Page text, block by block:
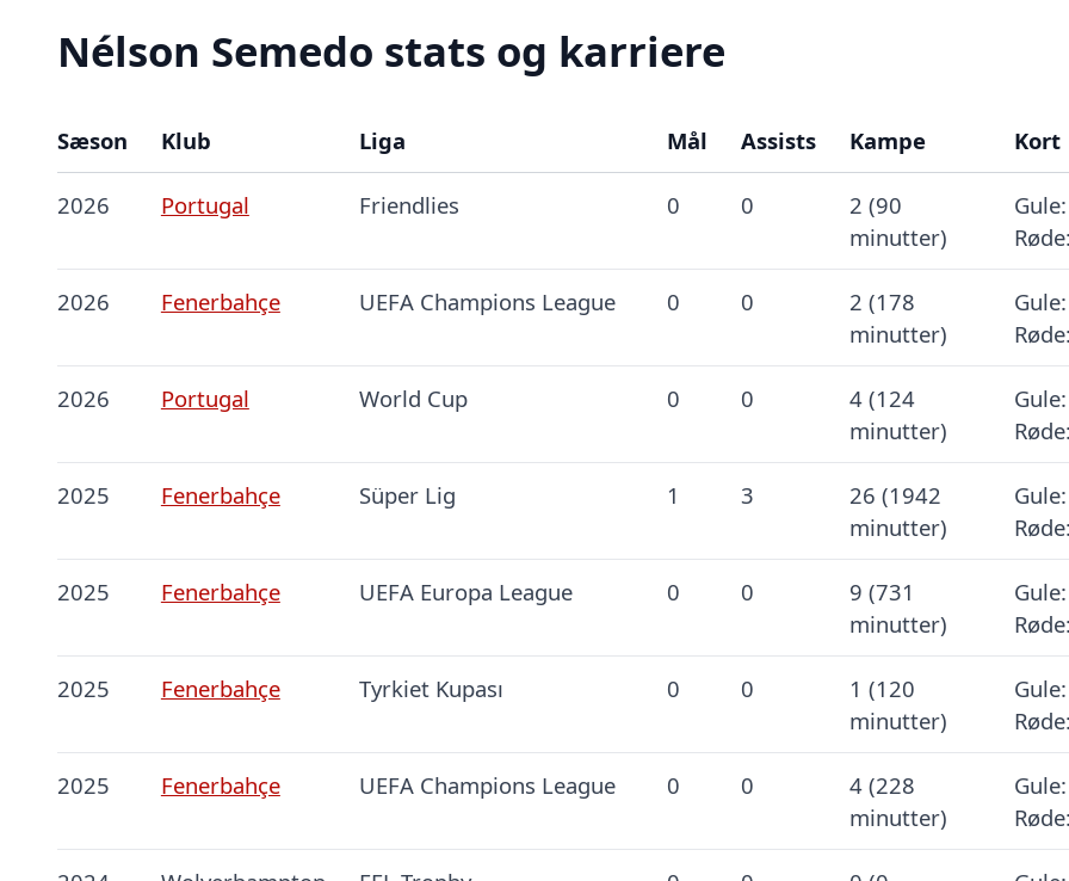
Nélson Semedo stats og karriere
Sæson Klub Liga Mål Assists Kampe Kort
2026 Portugal Friendlies 0 0
2 (90
minutter)
2026 Fenerbahçe UEFA Champions League 0 0
2 (178
minutter)
2026 Portugal World Cup 0 0
4 (124
minutter)
2025 Fenerbahçe Süper Lig 1 3
26 (1942
minutter)
2025 Fenerbahçe UEFA Europa League 0 0
9 (731
minutter)
2025 Fenerbahçe Tyrkiet Kupası 0 0
1 (120
minutter)
2025 Fenerbahçe UEFA Champions League 0 0
4 (228
minutter)